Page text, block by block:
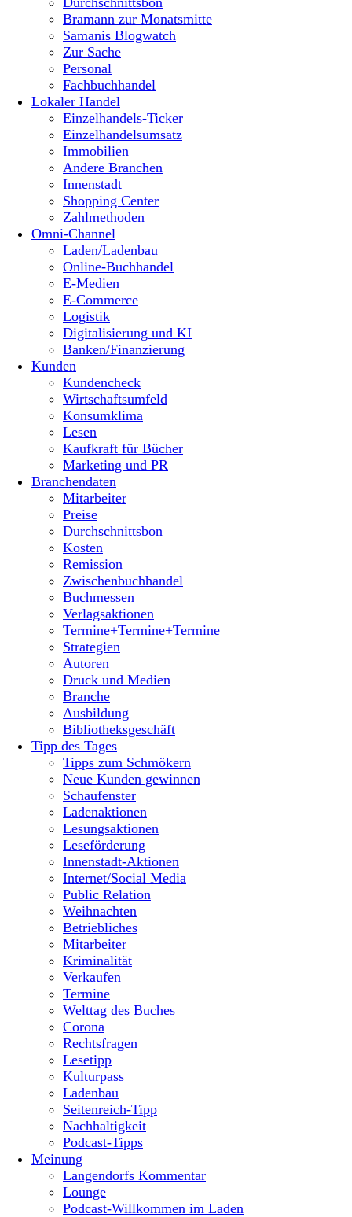
Bramann zur Monatsmitte
Samanis Blogwatch
Zur Sache
Personal
Fachbuchhandel
Lokaler Handel
Einzelhandels-Ticker
Einzelhandelsumsatz
Immobilien
Andere Branchen
Innenstadt
Shopping Center
Zahlmethoden
Omni-Channel
Laden/Ladenbau
Online-Buchhandel
E-Medien
E-Commerce
Logistik
Digitalisierung und KI
Banken/Finanzierung
Kunden
Kundencheck
Wirtschaftsumfeld
Konsumklima
Lesen
Kaufkraft für Bücher
Marketing und PR
Branchendaten
Mitarbeiter
Preise
Durchschnittsbon
Kosten
Remission
Zwischenbuchhandel
Buchmessen
Verlagsaktionen
Termine+Termine+Termine
Strategien
Autoren
Druck und Medien
Branche
Ausbildung
Bibliotheksgeschäft
Tipp des Tages
Tipps zum Schmökern
Neue Kunden gewinnen
Schaufenster
Ladenaktionen
Lesungsaktionen
Leseförderung
Innenstadt-Aktionen
Internet/Social Media
Public Relation
Weihnachten
Betriebliches
Mitarbeiter
Kriminalität
Verkaufen
Termine
Welttag des Buches
Corona
Rechtsfragen
Lesetipp
Kulturpass
Ladenbau
Seitenreich-Tipp
Nachhaltigkeit
Podcast-Tipps
Meinung
Langendorfs Kommentar
Lounge
Podcast-Willkommen im Laden